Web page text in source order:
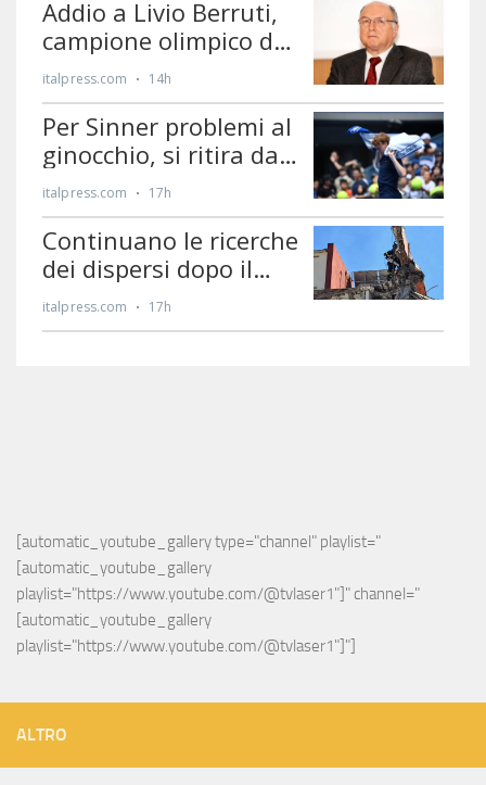
[automatic_youtube_gallery type="channel" playlist="
[automatic_youtube_gallery
playlist="https://www.youtube.com/@tvlaser1"]" channel="
[automatic_youtube_gallery
playlist="https://www.youtube.com/@tvlaser1"]"]
ALTRO